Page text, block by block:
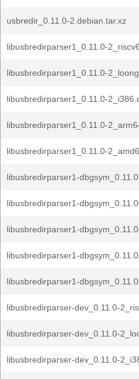
usbredir_0.11.0-2.debian.tar.xz
libusbredirparser1_0.11.0-
libusbredirparser1_0.11.0-
libusbredirparser1_0.11.0-
libusbredirparser1_0.11.0-
libusbredirparser1_0.11.0-
libusbredirparser1-
libusbredirparser1-
libusbredirparser1-
libusbredirparser1-
libusbredirparser1-
libusbredirparser-dev_0.11.0-
libusbredirparser-dev_0.11.0-
libusbredirparser-dev_0.11.0-